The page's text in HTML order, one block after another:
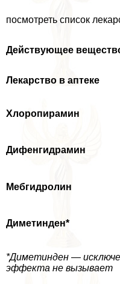
посмотреть список
Действующее
Лекарство в аптеке
Хлоропирамин
Дифенгидрамин
Мебгидролин
Диметинден*
*Диметинден —
эффекта не вызывает